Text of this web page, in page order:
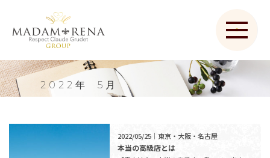
2022年 5月
2022/05/25｜東京・大阪・名古屋
本当の高級店とは